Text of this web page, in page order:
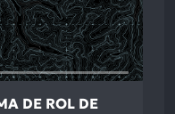
DE ROL DE